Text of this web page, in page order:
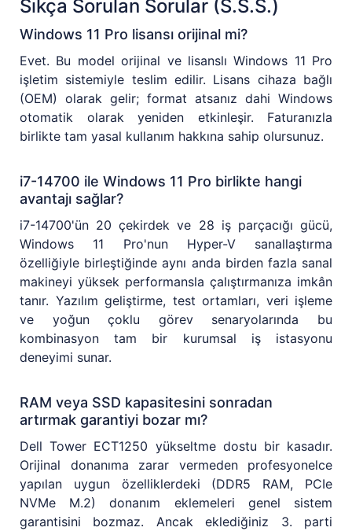
Sıkça Sorulan Sorular (S.S.S.)
Windows 11 Pro lisansı orijinal mi?
Evet. Bu model orijinal ve lisanslı Windows 11 Pro
işletim sistemiyle teslim edilir. Lisans cihaza bağlı
(OEM) olarak gelir; format atsanız dahi Windows
otomatik olarak yeniden etkinleşir. Faturanızla
birlikte tam yasal kullanım hakkına sahip olursunuz.
i7-14700 ile Windows 11 Pro birlikte hangi
avantajı sağlar?
i7-14700'ün 20 çekirdek ve 28 iş parçacığı gücü,
Windows 11 Pro'nun Hyper-V sanallaştırma
özelliğiyle birleştiğinde aynı anda birden fazla sanal
makineyi yüksek performansla çalıştırmanıza imkân
tanır. Yazılım geliştirme, test ortamları, veri işleme
ve yoğun çoklu görev senaryolarında bu
kombinasyon tam bir kurumsal iş istasyonu
deneyimi sunar.
RAM veya SSD kapasitesini sonradan
artırmak garantiyi bozar mı?
Dell Tower ECT1250 yükseltme dostu bir kasadır.
Orijinal donanıma zarar vermeden profesyonelce
yapılan uygun özelliklerdeki (DDR5 RAM, PCIe
NVMe M.2) donanım eklemeleri genel sistem
garantisini bozmaz. Ancak eklediğiniz 3. parti